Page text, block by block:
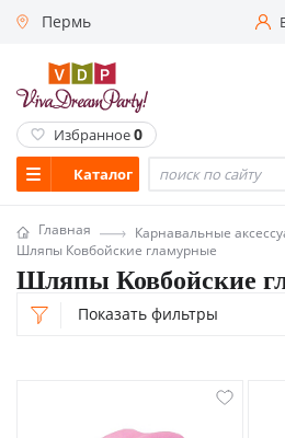
Пермь
Каталог
Избранное0
Главная Карнавальные
Шляпы Ковбойские гламурные
Шляпы Ковбойские
Показать фильтры